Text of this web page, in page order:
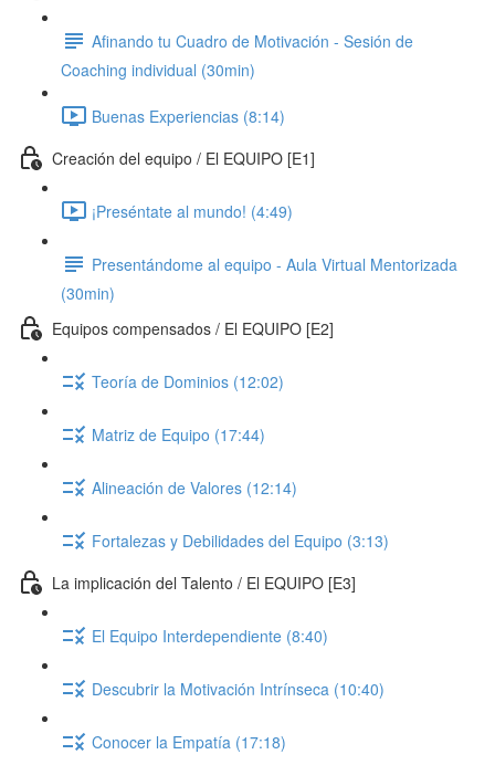
Afinando tu Cuadro de Motivación - Sesión de
Coaching individual (30min)
Buenas Experiencias (8:14)
Creación del equipo / El EQUIPO [E1]
¡Preséntate al mundo! (4:49)
Presentándome al equipo - Aula Virtual Mentorizada
(30min)
Equipos compensados / El EQUIPO [E2]
Teoría de Dominios (12:02)
Matriz de Equipo (17:44)
Alineación de Valores (12:14)
Fortalezas y Debilidades del Equipo (3:13)
La implicación del Talento / El EQUIPO [E3]
El Equipo Interdependiente (8:40)
Descubrir la Motivación Intrínseca (10:40)
Conocer la Empatía (17:18)